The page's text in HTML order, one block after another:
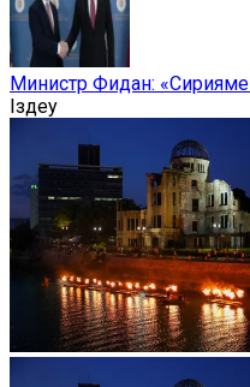
Министр Фидан:
Іздеу